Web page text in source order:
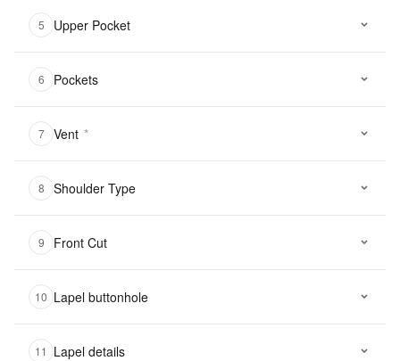
5 Upper Pocket
6 Pockets
7 Vent *
8 Shoulder Type
9 Front Cut
10 Lapel buttonhole
11 Lapel details